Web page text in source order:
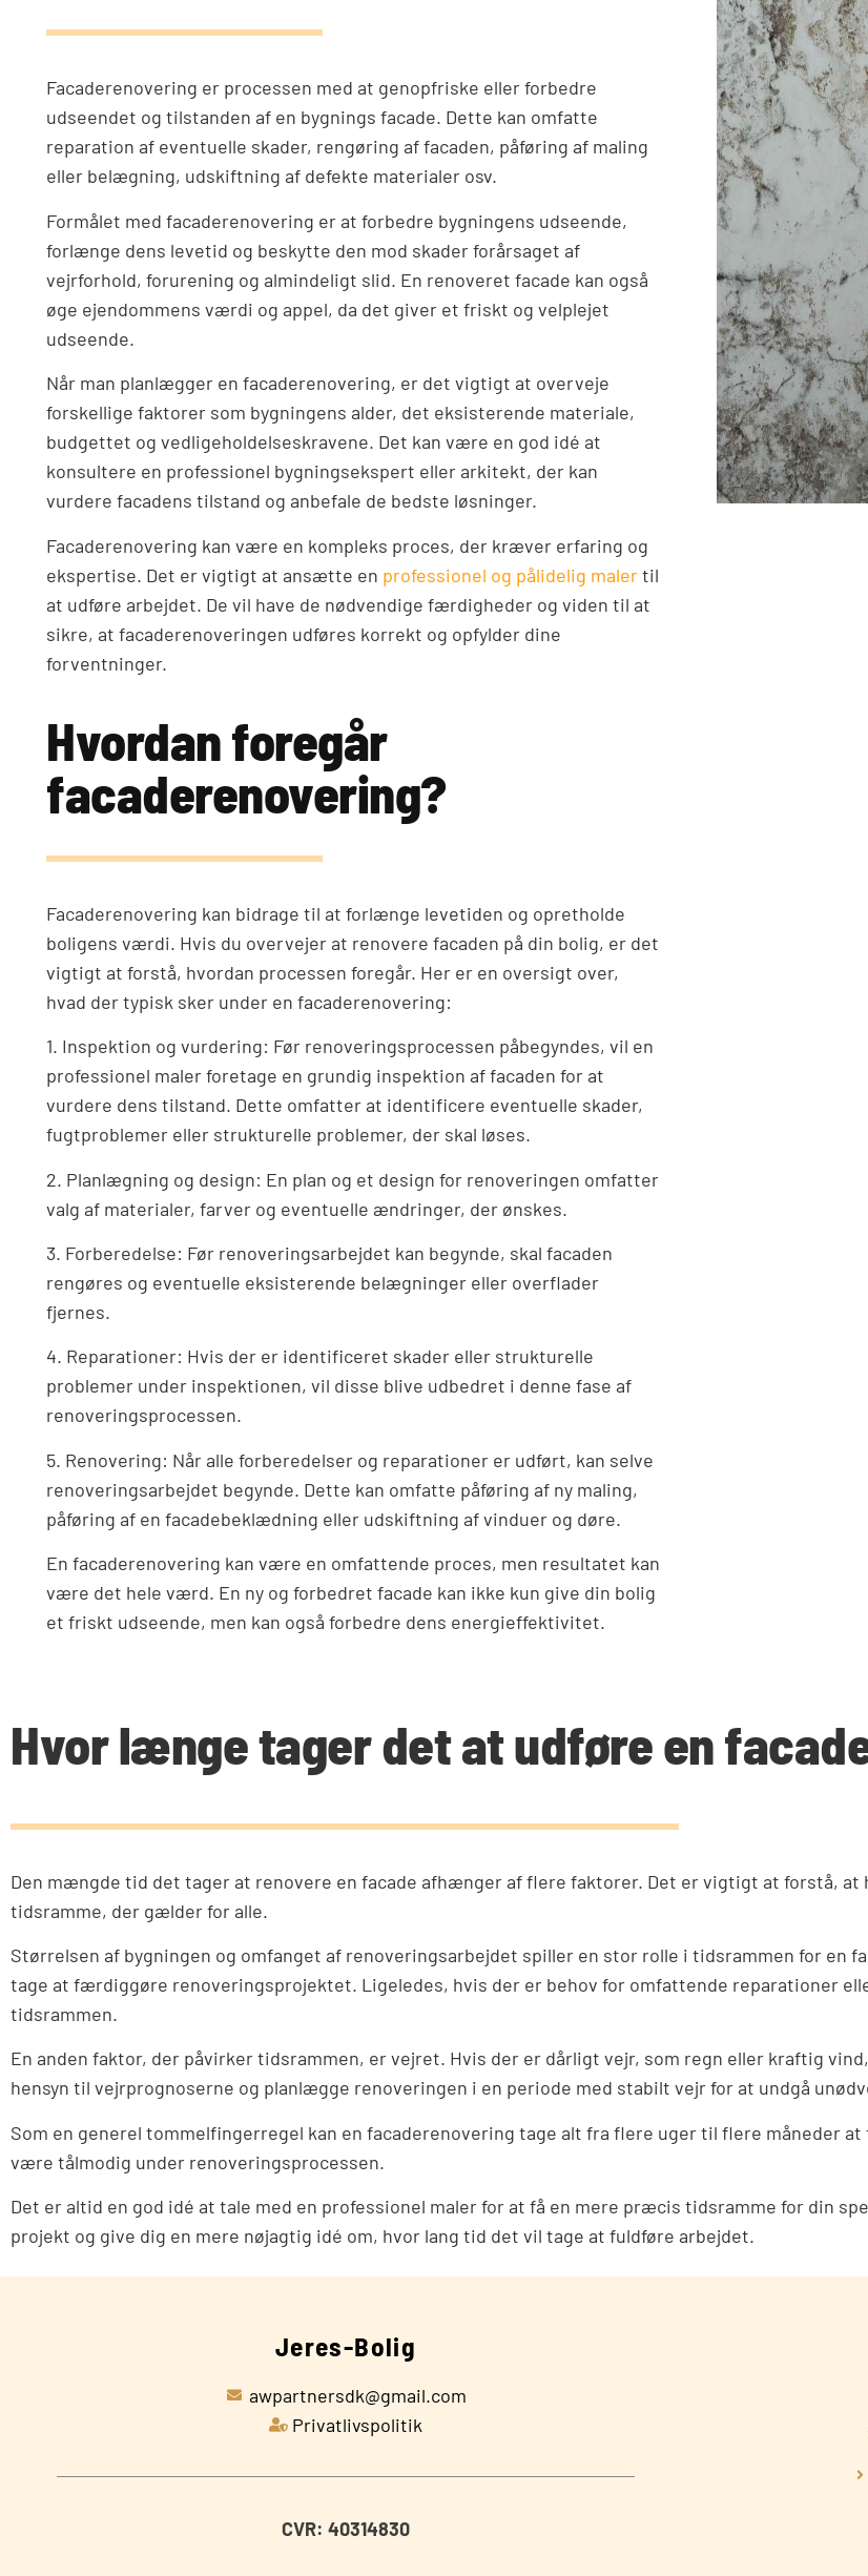
Facaderenovering er processen med at genopfriske eller forbedre
udseendet og tilstanden af en bygnings facade. Dette kan omfatte
reparation af eventuelle skader, rengøring af facaden, påføring af maling
eller belægning, udskiftning af defekte materialer osv.
Formålet med facaderenovering er at forbedre bygningens udseende,
forlænge dens levetid og beskytte den mod skader forårsaget af
vejrforhold, forurening og almindeligt slid. En renoveret facade kan også
øge ejendommens værdi og appel, da det giver et friskt og velplejet
udseende.
Når man planlægger en facaderenovering, er det vigtigt at overveje
forskellige faktorer som bygningens alder, det eksisterende materiale,
budgettet og vedligeholdelseskravene. Det kan være en god idé at
konsultere en professionel bygningsekspert eller arkitekt, der kan
vurdere facadens tilstand og anbefale de bedste løsninger.
Facaderenovering kan være en kompleks proces, der kræver erfaring og
ekspertise. Det er vigtigt at ansætte en professionel og pålidelig malertil
at udføre arbejdet. De vil have de nødvendige færdigheder og viden til at
sikre, at facaderenoveringen udføres korrekt og opfylder dine
forventninger.
Hvordan foregår
facaderenovering?
Facaderenovering kan bidrage til at forlænge levetiden og opretholde
boligens værdi. Hvis du overvejer at renovere facaden på din bolig, er det
vigtigt at forstå, hvordan processen foregår. Her er en oversigt over,
hvad der typisk sker under en facaderenovering:
1. Inspektion og vurdering: Før renoveringsprocessen påbegyndes, vil en
professionel maler foretage en grundig inspektion af facaden for at
vurdere dens tilstand. Dette omfatter at identificere eventuelle skader,
fugtproblemer eller strukturelle problemer, der skal løses.
2. Planlægning og design: En plan og et design for renoveringen omfatter
valg af materialer, farver og eventuelle ændringer, der ønskes.
3. Forberedelse: Før renoveringsarbejdet kan begynde, skal facaden
rengøres og eventuelle eksisterende belægninger eller overflader
fjernes.
4. Reparationer: Hvis der er identificeret skader eller strukturelle
problemer under inspektionen, vil disse blive udbedret i denne fase af
renoveringsprocessen.
5. Renovering: Når alle forberedelser og reparationer er udført, kan selve
renoveringsarbejdet begynde. Dette kan omfatte påføring af ny maling,
påføring af en facadebeklædning eller udskiftning af vinduer og døre.
En facaderenovering kan være en omfattende proces, men resultatet kan
være det hele værd. En ny og forbedret facade kan ikke kun give din bolig
et friskt udseende, men kan også forbedre dens energieffektivitet.
Hvor længe tager det at udføre en
Den mængde tid det tager at renovere en facade afhænger af flere faktorer. Det er vigtigt at forstå,
tidsramme, der gælder for alle.
Størrelsen af bygningen og omfanget af renoveringsarbejdet spiller en stor rolle i tidsrammen for en
tage at færdiggøre renoveringsprojektet. Ligeledes, hvis der er behov for omfattende reparationer
tidsrammen.
En anden faktor, der påvirker tidsrammen, er vejret. Hvis der er dårligt vejr, som regn eller kraftig
hensyn til vejrprognoserne og planlægge renoveringen i en periode med stabilt vejr for at undgå
Som en generel tommelfingerregel kan en facaderenovering tage alt fra flere uger til flere måneder
være tålmodig under renoveringsprocessen.
Det er altid en god idé at tale med en professionel maler for at få en mere præcis tidsramme for din
projekt og give dig en mere nøjagtig idé om, hvor lang tid det vil tage at fuldføre arbejdet.
Jeres-Bolig
awpartnersdk@gmail.com
Privatlivspolitik
CVR: 40314830